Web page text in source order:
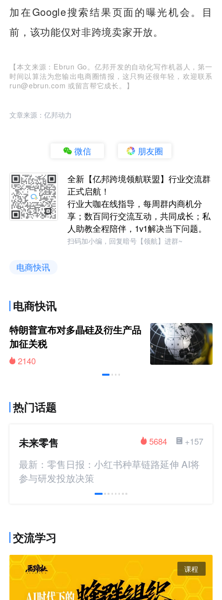
加在Google搜索结果页面的曝光机会。目
前，该功能仅对非跨境卖家开放。
【本文来源：Ebrun Go。亿邦开发的自动化写作机器人，第一
时间以算法为您输出电商圈情报，这只狗还很年轻，欢迎联系
run@ebrun.com 或留言帮它成长。】
文章来源：亿邦动力
微信 朋友圈
全新【亿邦跨境领航联盟】行业交流群
正式启航！
行业大咖在线指导，每周群内商机分
享；数百同行交流互动，共同成长；私
人助教全程陪伴，1v1解决当下问题。
扫码加小编，回复暗号【领航】进群~
电商快讯
电商快讯
特朗普宣布对多晶硅及衍生产品
加征关税
2140
热门话题
未来零售 +157
5684
最新：零售日报：小红书种草链路延伸 AI将
参与研发投放决策
交流学习
课程